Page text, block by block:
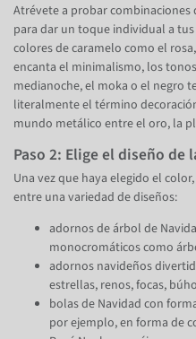
Atrévete a probar
para dar un toque individual a
colores de caramelo como el
encanta el minimalismo, los
medianoche, el moka o el negro
literalmente el término
mundo metálico entre el oro, la
Paso 2: Elige el diseño de
Una vez que haya elegido el
entre una variedad de diseños:
adornos de árbol de
monocromáticos como
adornos navideños
estrellas, renos, focas,
bolas de Navidad con
por ejemplo, en forma de